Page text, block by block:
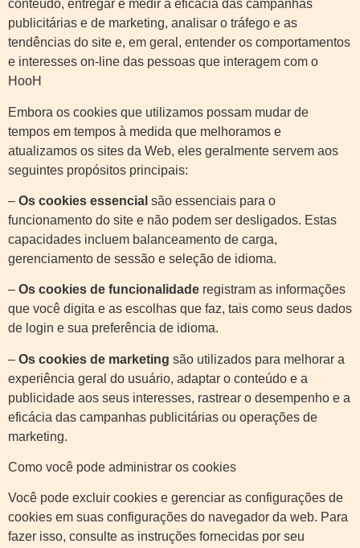
conteúdo, entregar e medir a eficácia das campanhas
publicitárias e de marketing, analisar o tráfego e as
tendências do site e, em geral, entender os comportamentos
e interesses on-line das pessoas que interagem com o
HooH
Embora os cookies que utilizamos possam mudar de
tempos em tempos à medida que melhoramos e
atualizamos os sites da Web, eles geralmente servem aos
seguintes propósitos principais:
– Os cookies essencial são essenciais para o
funcionamento do site e não podem ser desligados. Estas
capacidades incluem balanceamento de carga,
gerenciamento de sessão e seleção de idioma.
– Os cookies de funcionalidade registram as informações
que você digita e as escolhas que faz, tais como seus dados
de login e sua preferência de idioma.
– Os cookies de marketing são utilizados para melhorar a
experiência geral do usuário, adaptar o conteúdo e a
publicidade aos seus interesses, rastrear o desempenho e a
eficácia das campanhas publicitárias ou operações de
marketing.
Como você pode administrar os cookies
Você pode excluir cookies e gerenciar as configurações de
cookies em suas configurações do navegador da web. Para
fazer isso, consulte as instruções fornecidas por seu